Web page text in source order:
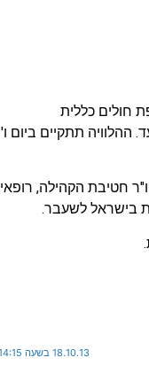
חולים כללית
ההלוויה תתקיים ביום ו'
חטיבת הקהילה, רופאי
בישראל לשעבר.
18.10.13 בשעה 14:15